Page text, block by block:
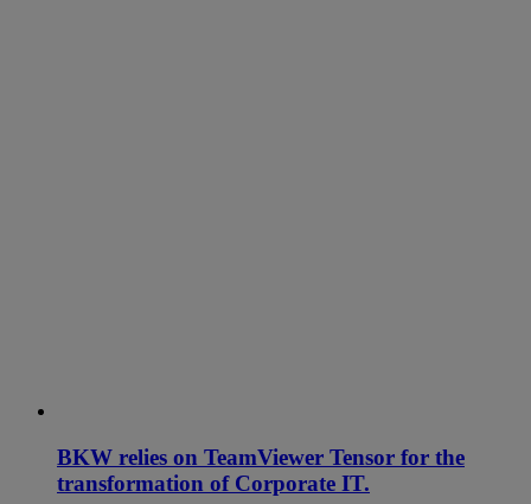
BKW relies on TeamViewer Tensor for the
transformation of Corporate IT.